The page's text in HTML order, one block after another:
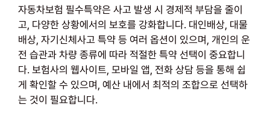
자동차보험 필수특약은 사고 발생 시 경제적 부담을 줄이
고, 다양한 상황에서의 보호를 강화합니다. 대인배상, 대물
배상, 자기신체사고 특약 등 여러 옵션이 있으며, 개인의 운
전 습관과 차량 종류에 따라 적절한 특약 선택이 중요합니
다. 보험사의 웹사이트, 모바일 앱, 전화 상담 등을 통해 쉽
게 확인할 수 있으며, 예산 내에서 최적의 조합으로 선택하
는 것이 필요합니다.